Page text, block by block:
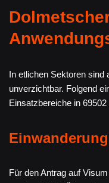
In etlichen Sektoren sind
unverzichtbar. Folgend
Einsatzbereiche in
Für den Antrag auf